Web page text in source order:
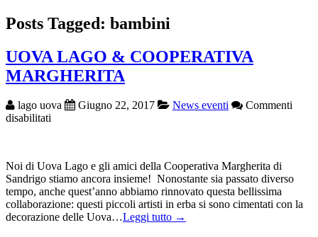
Posts Tagged: bambini
UOVA LAGO & COOPERATIVA
MARGHERITA
lago uova Giugno 22, 2017 News eventi
Commenti
disabilitati
COOPERATIVA
MARGHERITA
Noi di Uova Lago e gli amici della Cooperativa Margherita di
Sandrigo stiamo ancora insieme! Nonostante sia passato diverso
tempo, anche quest’anno abbiamo rinnovato questa bellissima
collaborazione: questi piccoli artisti in erba si sono cimentati con la
decorazione delle Uova…Leggi tutto →